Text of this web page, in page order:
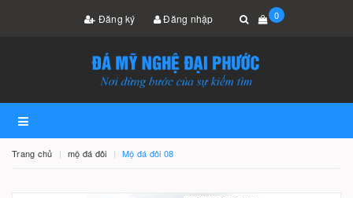
Đăng ký Đăng nhập 0
Trang chủ mộ đá đôi Mộ đá đôi 08